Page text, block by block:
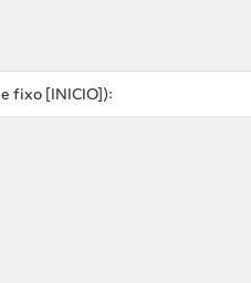
fixo [INICIO]):